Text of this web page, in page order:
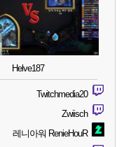
Helve187
Twitchmedia20
Zwiisch
레니아워 RenieHouR